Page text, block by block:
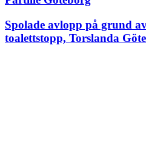
Spolade avlopp på grund
toalettstopp, Torslanda